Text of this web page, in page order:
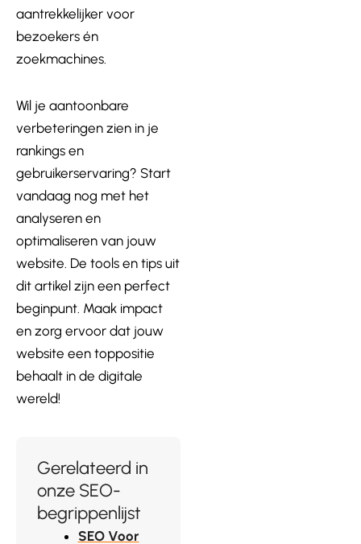
aantrekkelijker voor
bezoekers én
zoekmachines.
Wil je aantoonbare
verbeteringen zien in je
rankings en
gebruikerservaring? Start
vandaag nog met het
analyseren en
optimaliseren van jouw
website. De tools en tips uit
dit artikel zijn een perfect
beginpunt. Maak impact
en zorg ervoor dat jouw
website een toppositie
behaalt in de digitale
wereld!
Gerelateerd in
onze SEO-
begrippenlijst
SEO Voor